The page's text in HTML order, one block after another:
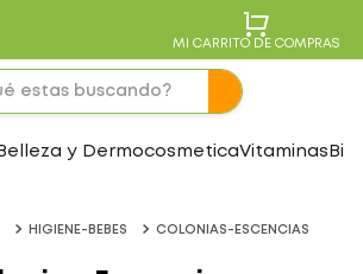
MI CARRITO DE COMPRAS
Belleza y DermocosmeticaVitaminas
HIGIENE-BEBES COLONIAS-ESCENCIAS